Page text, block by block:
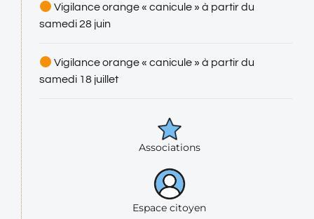
Vigilance orange « canicule » à partir du
samedi 28 juin
Vigilance orange « canicule » à partir du
samedi 18 juillet
Associations
Espace citoyen